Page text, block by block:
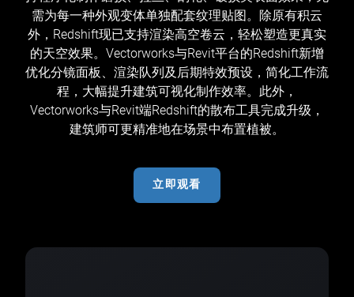
需为每一种外观变体单独配套纹理贴图。除原有积云
外，Redshift现已支持渲染高空卷云，轻松塑造更真实
的天空效果。Vectorworks与Revit平台的Redshift新增
优化分镜面板、渲染队列及后期特效预设，简化工作流
程，大幅提升建筑可视化制作效率。此外，
Vectorworks与Revit端Redshift的散布工具完成升级，
建筑师可更精准地在场景中布置植被。
立即观看